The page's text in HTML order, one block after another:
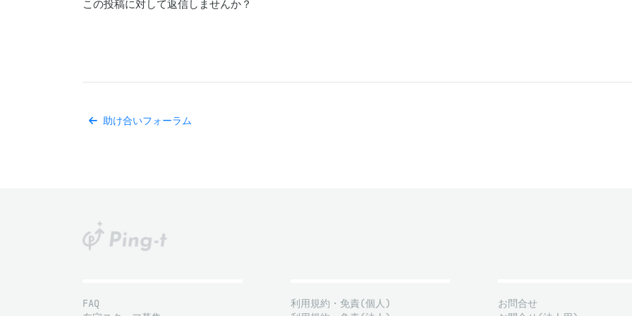
この投稿に対して返信しませんか？
助け合いフォーラム
FAQ
利用規約・免責(個人)
お問合せ